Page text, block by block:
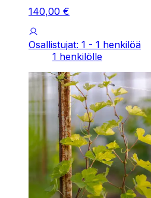
140,00 €
Osallistujat: 1 - 1 henkilöä
1 henkilölle